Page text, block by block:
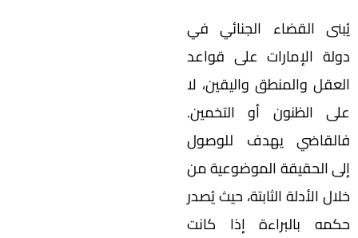
يُبنى القضاء الجنائي في
دولة الإمارات على قواعد
العقل والمنطق واليقين، لا
على الظنون أو التخمين.
فالقاضي يهدف للوصول
إلى الحقيقة الموضوعية من
خلال الأدلة الثابتة، حيث يُصدر
حكمه بالبراءة إذا كانت